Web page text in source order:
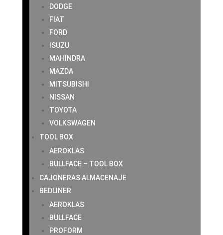
DODGE
FIAT
FORD
ISUZU
MAHINDRA
MAZDA
MITSUBISHI
NISSAN
TOYOTA
VOLKSWAGEN
TOOL BOX
AEROKLAS
BULLFACE – TOOL BOX
CAJONERAS ALMACENAJE
BEDLINER
AEROKLAS
BULLFACE
PROFORM